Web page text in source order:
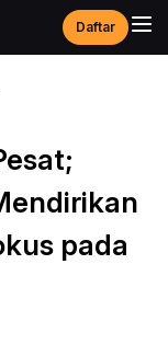
Daftar
pada